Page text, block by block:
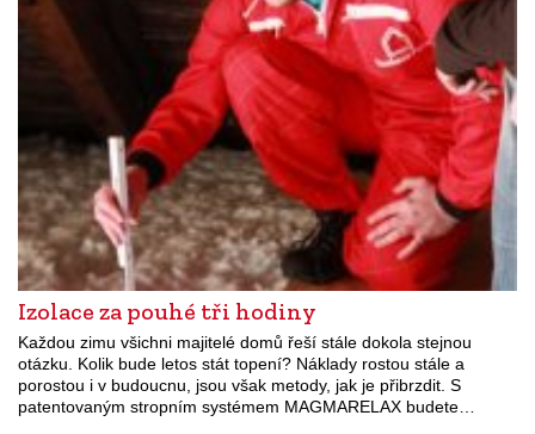
Izolace za pouhé tři hodiny
Každou zimu všichni majitelé domů řeší stále dokola stejnou
otázku. Kolik bude letos stát topení? Náklady rostou stále a
porostou i v budoucnu, jsou však metody, jak je přibrzdit. S
patentovaným stropním systémem MAGMARELAX budete…